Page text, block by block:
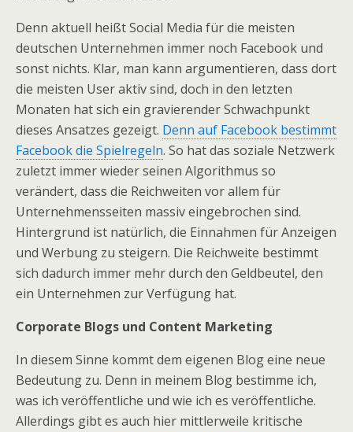
Denn aktuell heißt Social Media für die meisten
deutschen Unternehmen immer noch Facebook und
sonst nichts. Klar, man kann argumentieren, dass dort
die meisten User aktiv sind, doch in den letzten
Monaten hat sich ein gravierender Schwachpunkt
dieses Ansatzes gezeigt. Denn auf Facebook bestimmt
Facebook die Spielregeln. So hat das soziale Netzwerk
zuletzt immer wieder seinen Algorithmus so
verändert, dass die Reichweiten vor allem für
Unternehmensseiten massiv eingebrochen sind.
Hintergrund ist natürlich, die Einnahmen für Anzeigen
und Werbung zu steigern. Die Reichweite bestimmt
sich dadurch immer mehr durch den Geldbeutel, den
ein Unternehmen zur Verfügung hat.
Corporate Blogs und Content Marketing
In diesem Sinne kommt dem eigenen Blog eine neue
Bedeutung zu. Denn in meinem Blog bestimme ich,
was ich veröffentliche und wie ich es veröffentliche.
Allerdings gibt es auch hier mittlerweile kritische